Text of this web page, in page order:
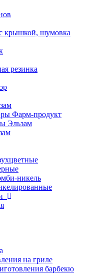
крышкой, шумовка
резинка
Фарм-продукт
Эльзам
никель
на гриле
барбекю